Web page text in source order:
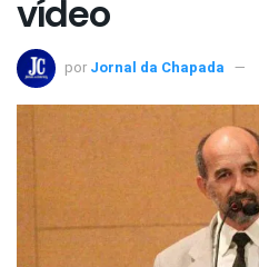
vídeo
por Jornal da Chapada